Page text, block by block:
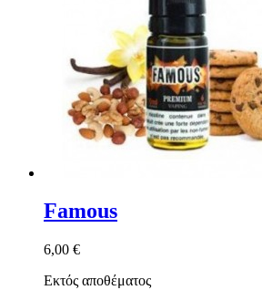
Famous
6,00 €
Εκτός αποθέματος